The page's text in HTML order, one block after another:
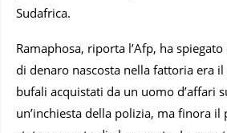
Sudafrica.
Ramaphosa, riporta l’Afp, ha
di denaro nascosta nella fattoria era
bufali acquistati da un uomo d’affari
un’inchiesta della polizia, ma finora il